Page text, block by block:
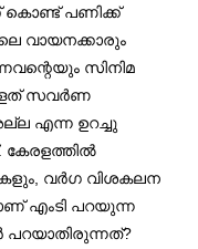
കൊണ്ട് പണിക്ക്
വായനക്കാരും
സിനിമ
സവര്‍ണ
എന്ന ഉറച്ചു
വര്‍ഗ വിശകലന
എംടി പറയുന്ന
പറയാതിരുന്നത്?